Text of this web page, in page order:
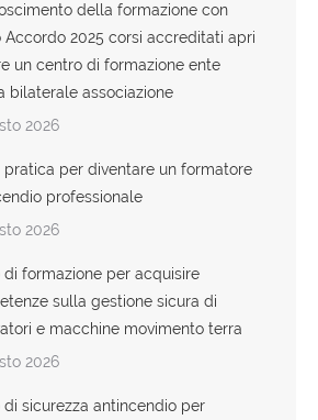
della formazione con
Accordo 2025 corsi accreditati apri
un centro di formazione ente
bilaterale associazione
2026
pratica per diventare un formatore
professionale
2026
di formazione per acquisire
sulla gestione sicura di
e macchine movimento terra
2026
di sicurezza antincendio per